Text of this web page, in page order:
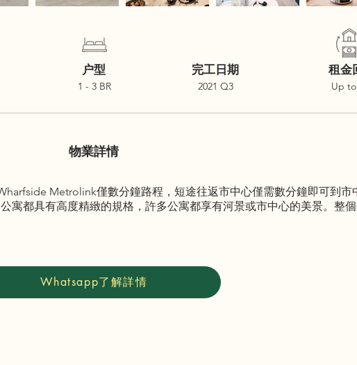
物業詳情
Metrolink僅數分鐘路程，短途往返市中心僅需數分鐘即可到市
寓都具有高度精緻的規格，許多公寓都享有河景或市中心的美景。整
Whatsapp了解詳情
户型
1 - 3 BR
完工日期
2021 Q3
租金
Up